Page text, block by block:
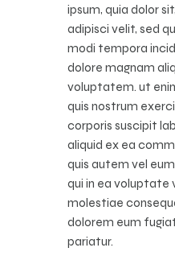
ipsum, quia dolor
adipisci velit, sed
modi tempora
dolore magnam
voluptatem. ut
quis nostrum
corporis suscipit
aliquid ex ea
quis autem vel
qui in ea voluptate
molestiae
dolorem eum
pariatur.